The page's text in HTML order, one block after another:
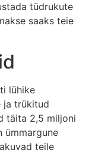
tüdrukute
saaks teie
lühike
ja trükitud
täita 2,5 miljoni
ümmargune
teile